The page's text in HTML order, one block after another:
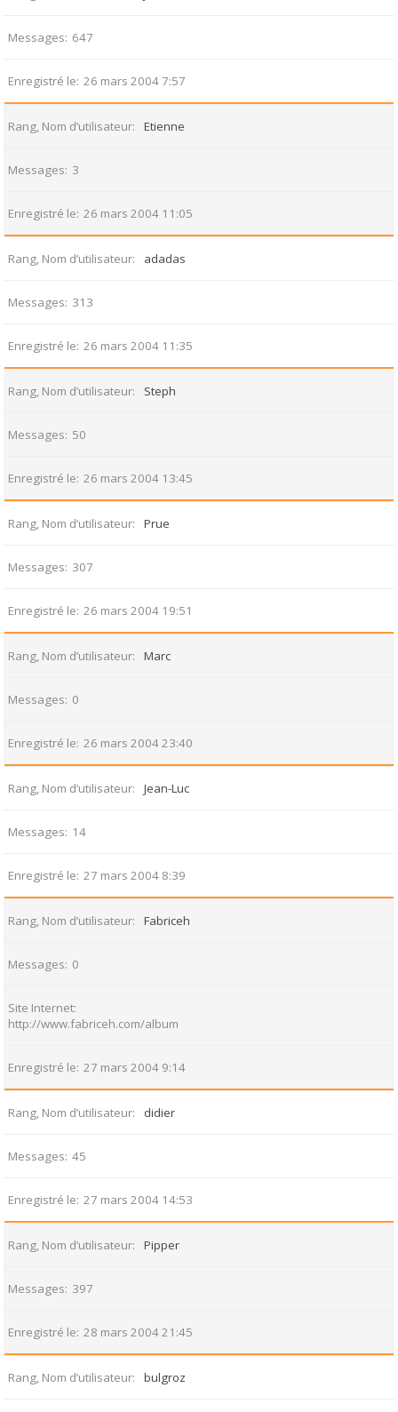
Messages 647
Enregistré le 26 mars 2004 7:57
Rang, Nom d’utilisateur Etienne
Messages 3
Enregistré le 26 mars 2004 11:05
Rang, Nom d’utilisateur adadas
Messages 313
Enregistré le 26 mars 2004 11:35
Rang, Nom d’utilisateur Steph
Messages 50
Enregistré le 26 mars 2004 13:45
Rang, Nom d’utilisateur Prue
Messages 307
Enregistré le 26 mars 2004 19:51
Rang, Nom d’utilisateur Marc
Messages 0
Enregistré le 26 mars 2004 23:40
Rang, Nom d’utilisateur Jean-Luc
Messages 14
Enregistré le 27 mars 2004 8:39
Rang, Nom d’utilisateur Fabriceh
Messages 0
Site Internet
http://www.fabriceh.com/album
Enregistré le 27 mars 2004 9:14
Rang, Nom d’utilisateur didier
Messages 45
Enregistré le 27 mars 2004 14:53
Rang, Nom d’utilisateur Pipper
Messages 397
Enregistré le 28 mars 2004 21:45
Rang, Nom d’utilisateur bulgroz